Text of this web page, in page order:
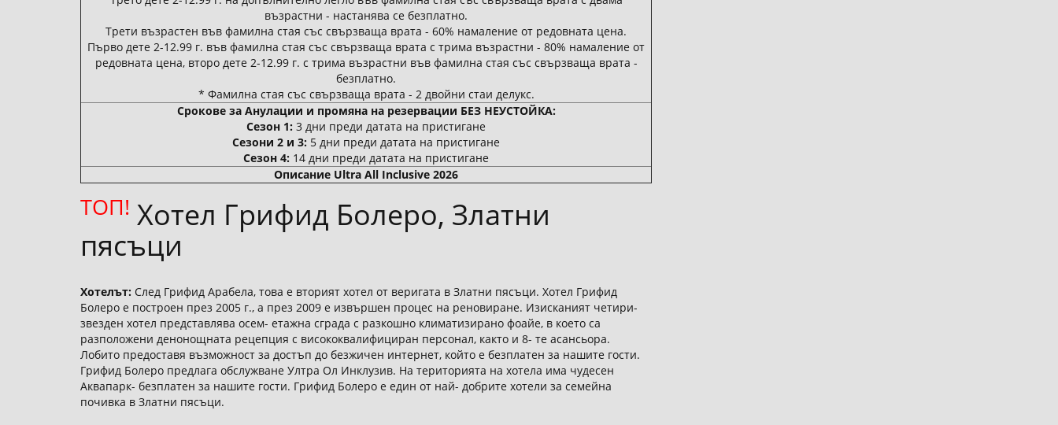
възрастни - настанява се безплатно.
Трети възрастен във фамилна стая със свързваща врата - 60% намаление от редовната цена.
Първо дете 2-12.99 г. във фамилна стая със свързваща врата с трима възрастни - 80% намаление от
редовната цена, второ дете 2-12.99 г. с трима възрастни във фамилна стая със свързваща врата -
безплатно.
* Фамилна стая със свързваща врата - 2 двойни стаи делукс.
Срокове за Анулации и промяна на резервации БЕЗ НЕУСТОЙКА:
Сезон 1: 3 дни преди датата на пристигане
Сезони 2 и 3: 5 дни преди датата на пристигане
Сезон 4: 14 дни преди датата на пристигане
Описание Ultra All Inclusive 2026
ТОП! Хотел Грифид Болеро, Златни
пясъци
Хотелът: След Грифид Арабела, това е вторият хотел от веригата в Златни пясъци. Хотел Грифид
Болеро е построен през 2005 г., а през 2009 е извършен процес на реновиране. Изисканият четири-
звезден хотел представлява осем- етажна сграда с разкошно климатизирано фоайе, в което са
разположени денонощната рецепция с висококвалифициран персонал, както и 8- те асансьора.
Лобито предоставя възможност за достъп до безжичен интернет, който е безплатен за нашите гости.
Грифид Болеро предлага обслужване Ултра Ол Инклузив. На територията на хотела има чудесен
Аквапарк- безплатен за нашите гости. Грифид Болеро е един от най- добрите хотели за семейна
почивка в Златни пясъци.